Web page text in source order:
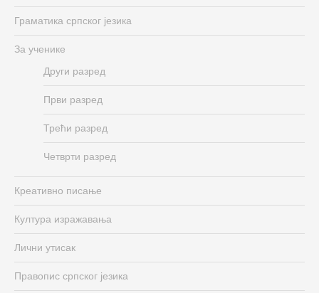
Граматика српског језика
За ученике
Други разред
Први разред
Трећи разред
Четврти разред
Креативно писање
Култура изражавања
Лични утисак
Правопис српског језика